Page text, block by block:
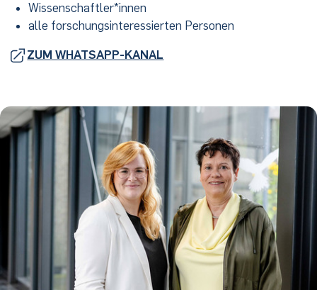
Wissenschaftler*innen
alle forschungsinteressierten Personen
ZUM WHATSAPP-KANAL